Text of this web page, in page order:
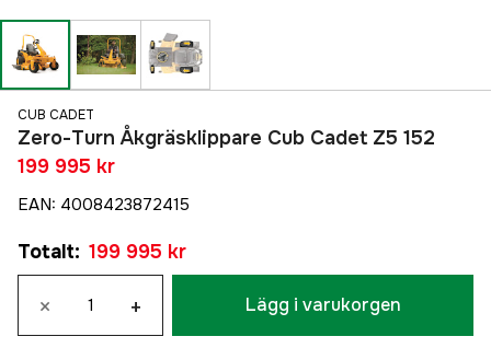
CUB CADET
Zero-Turn Åkgräsklippare Cub Cadet Z5 152
199 995 kr
EAN: 4008423872415
Totalt: 199 995 kr
× + Lägg i varukorgen